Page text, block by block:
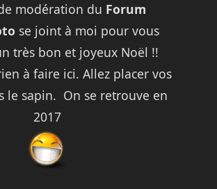
modération du Forum
se joint à moi pour vous
très bon et joyeux Noël !!
à faire ici. Allez placer vos
le sapin. On se retrouve en
2017